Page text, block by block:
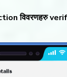
विवरणहरु